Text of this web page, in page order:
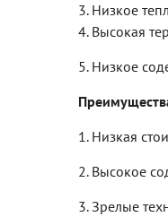
3. Низкое
4. Высокая
5. Низкое
1. Низкая
2. Высокое
3. Зрелые